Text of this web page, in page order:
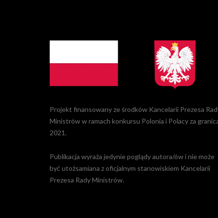
Projekt finansowany ze środków Kancelarii Prezesa
Ministrów w ramach konkursu Polonia i Polacy za
2021.
Publikacja wyraża jedynie poglądy autora/ów i nie może
być utożsamiana z oficjalnym stanowiskiem Kancelarii
Prezesa Rady Ministrów.